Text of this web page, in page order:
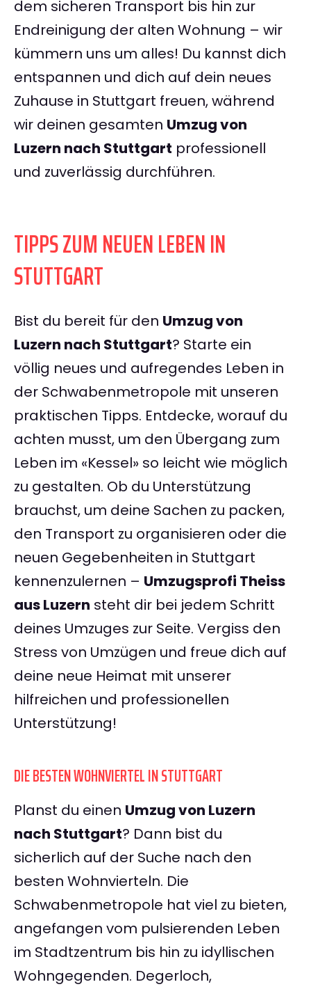
dem sicheren Transport bis hin zur
Endreinigung der alten Wohnung – wir
kümmern uns um alles! Du kannst dich
entspannen und dich auf dein neues
Zuhause in Stuttgart freuen, während
wir deinen gesamten Umzug von
Luzern nach Stuttgart professionell
und zuverlässig durchführen.
TIPPS ZUM NEUEN LEBEN IN
STUTTGART
Bist du bereit für den Umzug von
Luzern nach Stuttgart? Starte ein
völlig neues und aufregendes Leben in
der Schwabenmetropole mit unseren
praktischen Tipps. Entdecke, worauf du
achten musst, um den Übergang zum
Leben im «Kessel» so leicht wie möglich
zu gestalten. Ob du Unterstützung
brauchst, um deine Sachen zu packen,
den Transport zu organisieren oder die
neuen Gegebenheiten in Stuttgart
kennenzulernen – Umzugsprofi Theiss
aus Luzern steht dir bei jedem Schritt
deines Umzuges zur Seite. Vergiss den
Stress von Umzügen und freue dich auf
deine neue Heimat mit unserer
hilfreichen und professionellen
Unterstützung!
DIE BESTEN WOHNVIERTEL IN STUTTGART
Planst du einen Umzug von Luzern
nach Stuttgart? Dann bist du
sicherlich auf der Suche nach den
besten Wohnvierteln. Die
Schwabenmetropole hat viel zu bieten,
angefangen vom pulsierenden Leben
im Stadtzentrum bis hin zu idyllischen
Wohngegenden. Degerloch,